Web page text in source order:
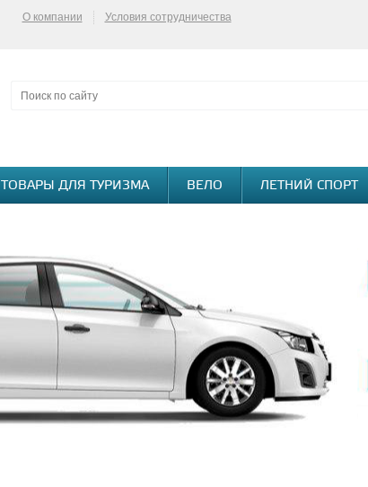
О компании Условия сотрудничества
ТОВАРЫ ДЛЯ ТУРИЗМА ВЕЛО ЛЕТНИЙ СПОРТ